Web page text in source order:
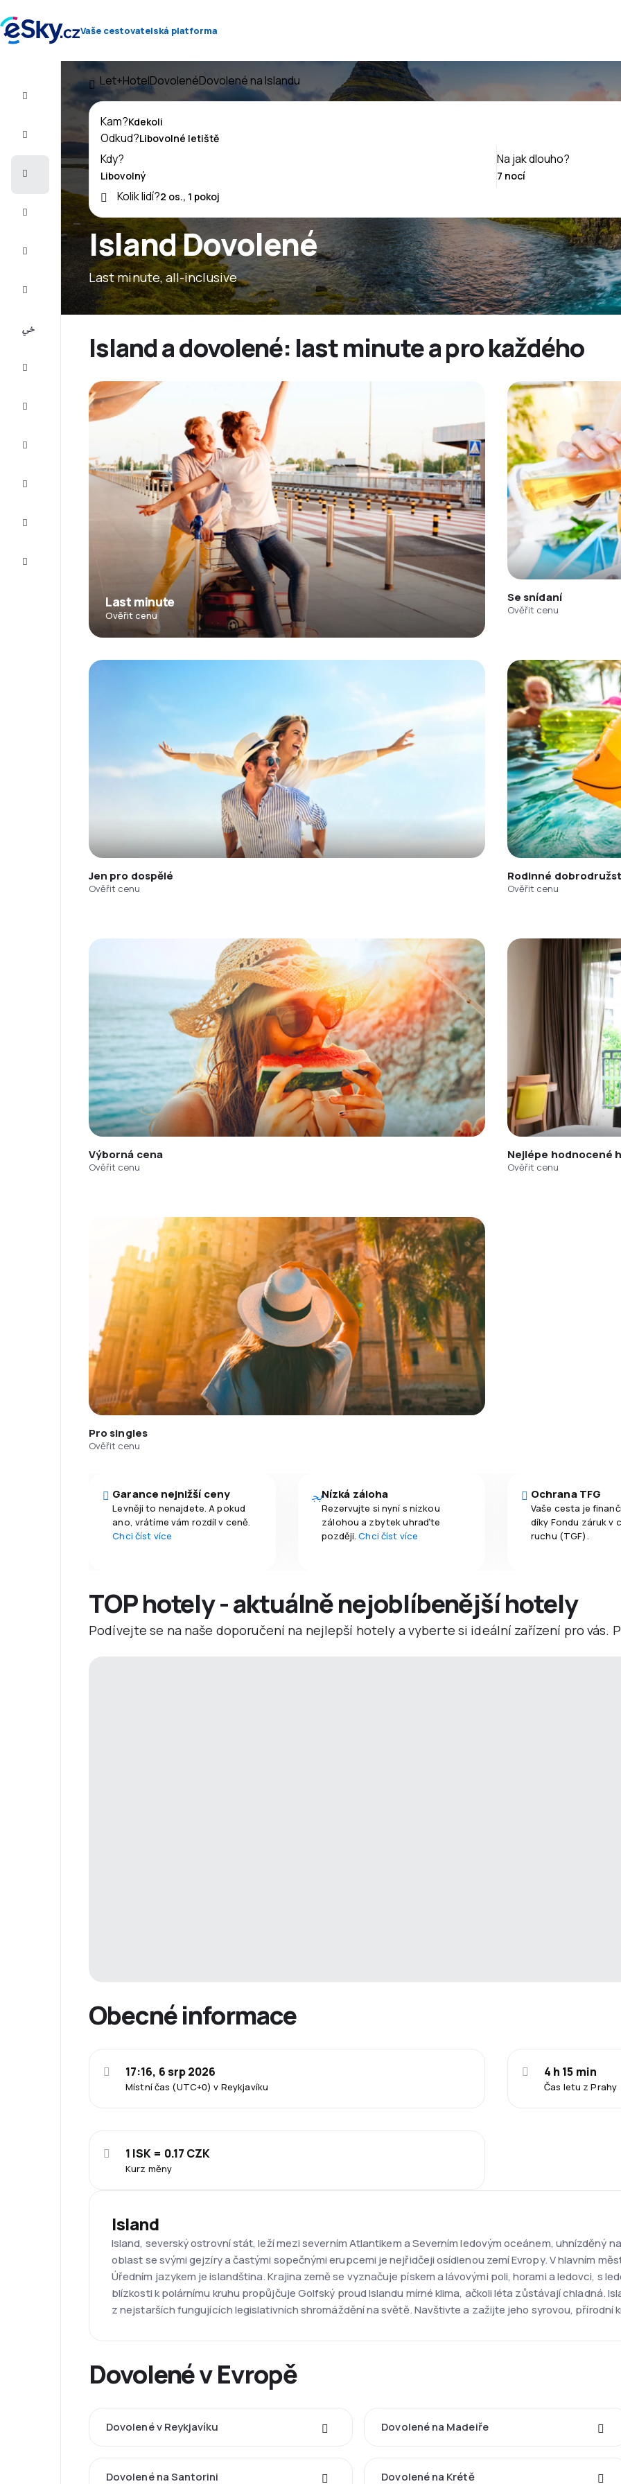
Vaše cestovatelská platforma
Let+HotelDovolenéDovolené na Islandu
Island Dovolené
Last minute, all-inclusive
Kam?
Odkud?
Kdy?
Na jak dlouho?
Kolik lidí?
Island a dovolené: last minute a pro každého
Last minute
Ověřit cenu
Se snídaní
Ověřit cenu
Jen pro dospělé
Ověřit cenu
Rodinné
Ověřit cenu
Výborná cena
Ověřit cenu
Nejlépe hodnocené
Ověřit cenu
Pro singles
Ověřit cenu
Garance nejnižší ceny
Levněji to nenajdete. A pokud
ano, vrátíme vám rozdíl v ceně.
Chci číst více
Nízká záloha
Rezervujte si nyní s nízkou
zálohou a zbytek uhraďte
později.Chci číst více
Ochrana TFG
Vaše cesta je
díky Fondu záruk v
ruchu (TGF).
TOP hotely - aktuálně nejoblíbenější hotely
Podívejte se na naše doporučení na nejlepší hotely a vyberte si ideální zařízení pro vás.
Obecné informace
Místní čas (UTC+0) v Reykjavíku
17:16, 6 srp 2026
Čas letu z Prahy
4 h 15 min
Kurz měny
1 ISK = 0.17 CZK
Island
Island, severský ostrovní stát, leží mezi severním Atlantikem a Severním ledovým oceánem, uhnízděný
oblast se svými gejzíry a častými sopečnými erupcemi je nejřidčeji osídlenou zemí Evropy. V hlavním
Úředním jazykem je islandština. Krajina země se vyznačuje pískem a lávovými poli, horami a ledovci, s
blízkosti k polárnímu kruhu propůjčuje Golfský proud Islandu mírné klima, ačkoli léta zůstávají chladná.
z nejstarších fungujících legislativních shromáždění na světě. Navštivte a zažijte jeho syrovou, přírodní
Dovolené v Evropě
Dovolené v Reykjavíku Dovolené na Madeiře
Dovolené na Santorini Dovolené na Krétě